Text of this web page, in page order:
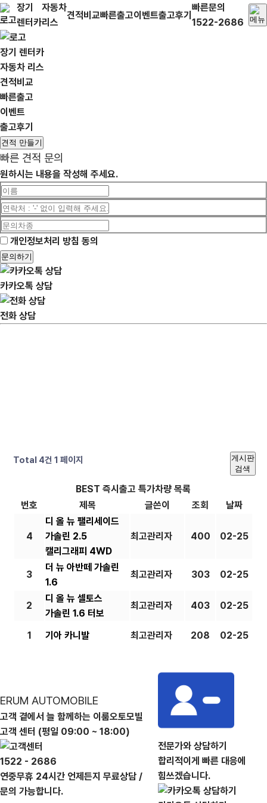
장기
렌터카
자동차
리스
견적비교빠른출고이벤트출고후기
빠른문의
1522-2686
장기 렌터카
자동차 리스
견적비교
빠른출고
이벤트
출고후기
견적 만들기
빠른 견적 문의
원하시는 내용을 작성해 주세요.
개인정보처리 방침 동의
문의하기
카카오톡 상담
전화 상담
Total 4건 1 페이지
게시판
검색
BEST 즉시출고 특가차량 목록
번호
제목 글쓴이 조회 날짜
4
디 올 뉴 팰리세이드
가솔린 2.5
캘리그래피 4WD
최고관리자 400 02-25
3
더 뉴 아반떼 가솔린
1.6
최고관리자 303 02-25
2
디 올 뉴 셀토스
가솔린 1.6 터보
최고관리자 403 02-25
1 기아 카니발 최고관리자 208 02-25
ERUM AUTOMOBILE
고객 곁에서 늘 함께하는 이룸오토모빌
고객 센터 (평일 09:00 ~ 18:00)
1522 - 2686
연중무휴 24시간 언제든지 무료상담 /
문의 가능합니다.
전문가와 상담하기
합리적이게 빠른 대응에
힘쓰겠습니다.